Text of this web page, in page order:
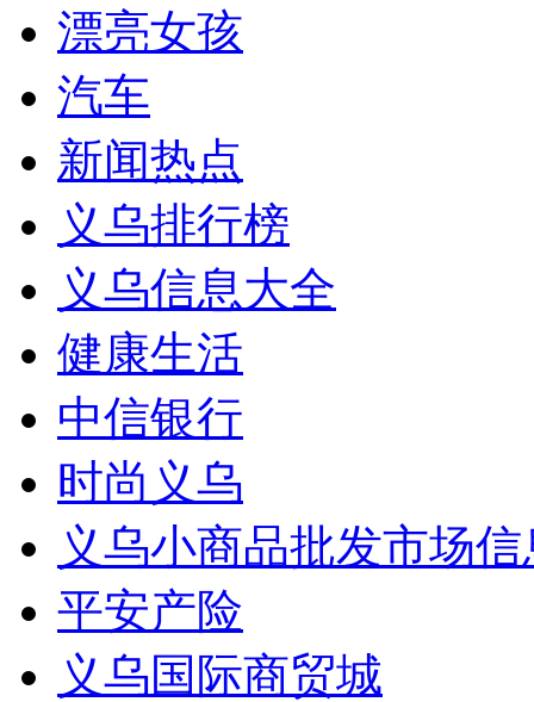
漂亮女孩
汽车
新闻热点
义乌排行榜
义乌信息大全
健康生活
中信银行
时尚义乌
义乌小商品批发市场
平安产险
义乌国际商贸城